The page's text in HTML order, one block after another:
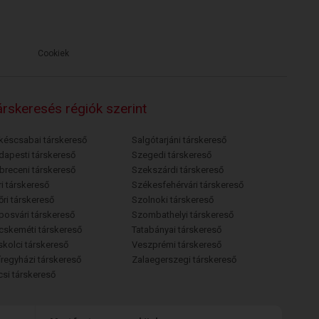
Cookiek
régiók szerint
társkereső
társkereső
társkereső
társkereső
társkereső
társkereső
társkereső
társkereső
társkereső
társkereső
Salgótarjáni társkereső
Szegedi társkereső
Szekszárdi társkereső
Székesfehérvári társkereső
Szolnoki társkereső
Szombathelyi társkereső
Tatabányai társkereső
Veszprémi társkereső
Zalaegerszegi társkereső